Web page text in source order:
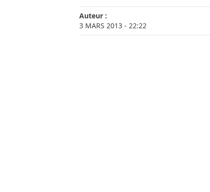
Auteur :
3 MARS 2013 - 22:22